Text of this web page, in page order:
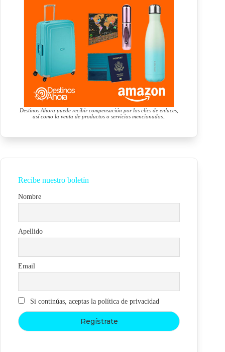
Destinos Ahora puede recibir compensación por los clics de enlaces,
así como la venta de productos o servicios mencionados..
Recibe nuestro boletín
Nombre
Apellido
Email
Si continúas, aceptas la política de privacidad